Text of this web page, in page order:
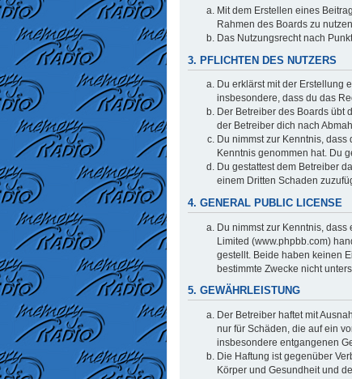
Mit dem Erstellen eines
Rahmen des Boards zu
Das Nutzungsrecht nach
3. PFLICHTEN DES NUTZERS
Du erklärst mit der Erstellung
insbesondere, dass du das
Der Betreiber des Boards übt
der Betreiber dich nach
Du nimmst zur Kenntnis,
Kenntnis genommen hat. Du
Du gestattest dem Betreiber
einem Dritten Schaden
4. GENERAL PUBLIC LICENSE
Du nimmst zur Kenntnis, dass
Limited (www.phpbb.com)
gestellt. Beide haben keinen
bestimmte Zwecke nicht
5. GEWÄHRLEISTUNG
Der Betreiber haftet mit
nur für Schäden, die auf ein
insbesondere entgangenen
Die Haftung ist gegenüber
Körper und Gesundheit und